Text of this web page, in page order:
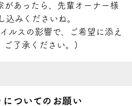
があったら、先輩オーナー様
込みくださいね。
ルスの影響で、ご希望に添え
ご了承ください。)
についてのお願い